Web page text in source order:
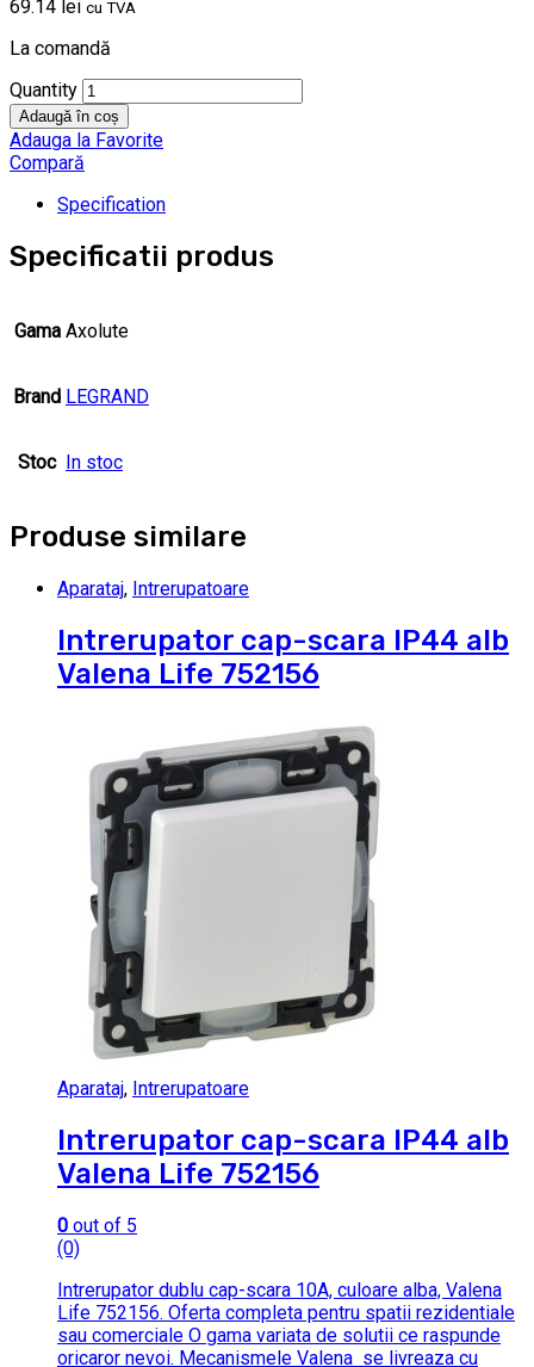
69.14 lei cu TVA
La comandă
Quantity
Adaugă în coș
Adauga la Favorite
Compară
Specification
Specificatii produs
Gama Axolute
Brand LEGRAND
Stoc In stoc
Produse similare
Aparataj, Intrerupatoare
Intrerupator cap-scara IP44 alb
Valena Life 752156
Aparataj, Intrerupatoare
Intrerupator cap-scara IP44 alb
Valena Life 752156
0 out of 5
(0)
Intrerupator dublu cap-scara 10A, culoare alba, Valena
Life 752156. Oferta completa pentru spatii rezidentiale
sau comerciale O gama variata de solutii ce raspunde
oricaror nevoi. Mecanismele Valena se livreaza cu